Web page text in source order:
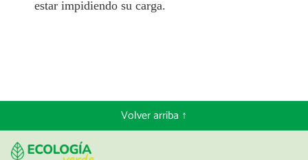
estar impidiendo su carga.
Volver arriba ↑